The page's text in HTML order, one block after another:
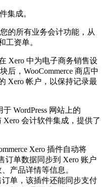
集成。
的所有业务会计功能，从
工资单。
Xero 中为电子商务销售设
后，WooCommerce 商店中
Xero 帐户，以保持记录最
WordPress 网站上的
Xero 会计软件集成，提供了
Xero 插件自动将
订单数据同步到 Xero 账户
产品详情等信息。
订单，该插件还能同步支付